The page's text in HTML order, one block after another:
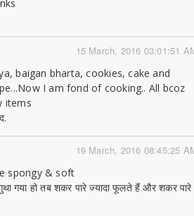
15 March, 2016 03:01:51
baigan bharta, cookies, cake and
I am fond of cooking.. All bcoz
items
19 March, 2016 08:45:25
spongy & soft
गया हो तब शकर पारे ज्यादा फूलते हैं और शकर पारे